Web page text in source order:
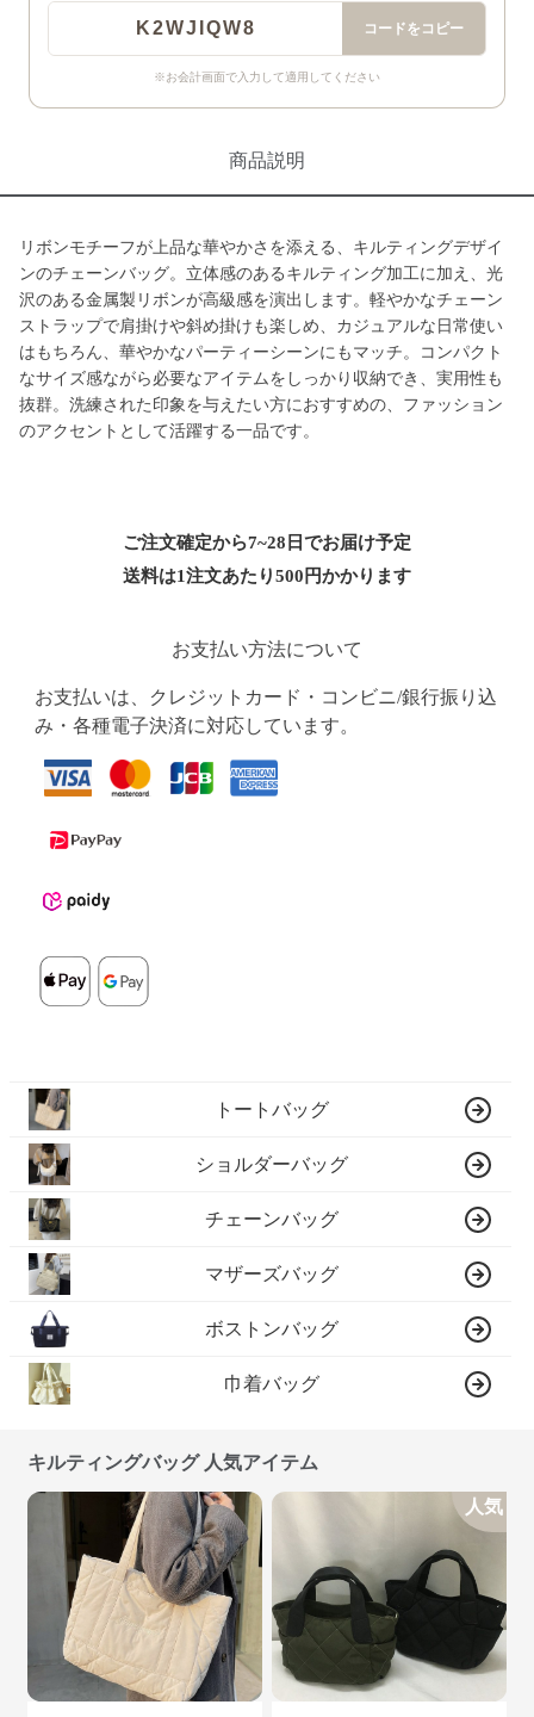
K2WJIQW8 コードをコピー
※お会計画面で入力して適用してください
商品説明
リボンモチーフが上品な華やかさを添える、キルティングデザイ
ンのチェーンバッグ。立体感のあるキルティング加工に加え、光
沢のある金属製リボンが高級感を演出します。軽やかなチェーン
ストラップで肩掛けや斜め掛けも楽しめ、カジュアルな日常使い
はもちろん、華やかなパーティーシーンにもマッチ。コンパクト
なサイズ感ながら必要なアイテムをしっかり収納でき、実用性も
抜群。洗練された印象を与えたい方におすすめの、ファッション
のアクセントとして活躍する一品です。
ご注文確定から7~28日でお届け予定
送料は1注文あたり500 円かかります
お支払い方法について
お支払いは、クレジットカード・コンビニ/銀行振り込
み・各種電子決済に対応しています。
トートバッグ
ショルダーバッグ
チェーンバッグ
マザーズバッグ
ボストンバッグ
巾着バッグ
キルティングバッグ 人気アイテム
人気